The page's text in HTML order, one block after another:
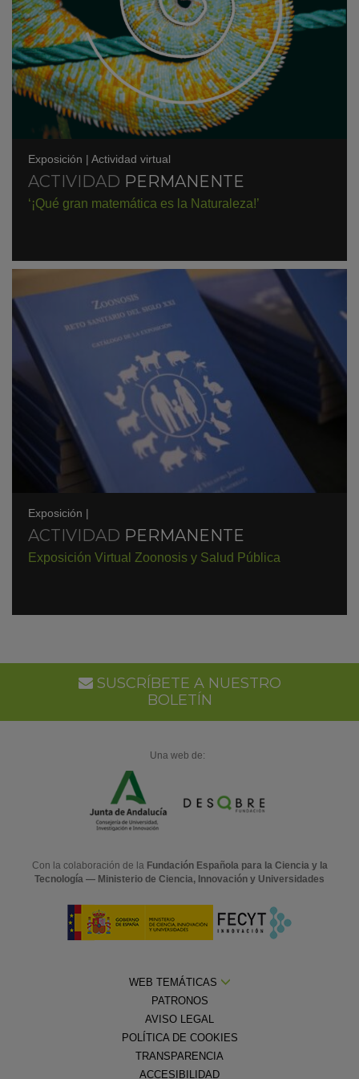
Exposición | Actividad virtual
ACTIVIDAD PERMANENTE
‘¡Qué gran matemática es la Naturaleza!’
Exposición |
ACTIVIDAD PERMANENTE
Exposición Virtual Zoonosis y Salud Pública
SUSCRÍBETE A NUESTRO
BOLETÍN
Una web de:
Con la colaboración de la Fundación Española para la Ciencia y la
Tecnología — Ministerio de Ciencia, Innovación y Universidades
WEB TEMÁTICAS
PATRONOS
AVISO LEGAL
POLÍTICA DE COOKIES
TRANSPARENCIA
ACCESIBILIDAD